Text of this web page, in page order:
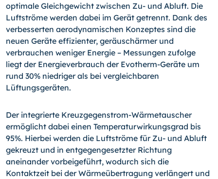
optimale Gleichgewicht zwischen Zu- und Abluft. Die
Luftströme werden dabei im Gerät getrennt. Dank des
verbesserten aerodynamischen Konzeptes sind die
neuen Geräte effizienter, geräuschärmer und
verbrauchen weniger Energie – Messungen zufolge
liegt der Energieverbrauch der Evotherm-Geräte um
rund 30% niedriger als bei vergleichbaren
Lüftungsgeräten.
Der integrierte Kreuzgegenstrom-Wärmetauscher
ermöglicht dabei einen Temperaturwirkungsgrad bis
95%. Hierbei werden die Luftströme für Zu- und Abluft
gekreuzt und in entgegengesetzter Richtung
aneinander vorbeigeführt, wodurch sich die
Kontaktzeit bei der Wärmeübertragung verlängert und